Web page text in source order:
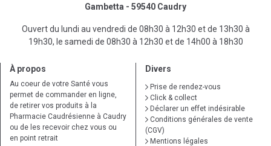
Gambetta - 59540 Caudry
Ouvert du lundi au vendredi de 08h30 à 12h30 et de 13h30 à
19h30, le samedi de 08h30 à 12h30 et de 14h00 à 18h30
À propos
Au coeur de votre Santé vous
permet de commander en ligne,
de retirer vos produits à la
Pharmacie Caudrésienne à Caudry
ou de les recevoir chez vous ou
en point retrait
Divers
Prise de rendez-vous
Click & collect
Déclarer un effet indésirable
Conditions générales de vente
(CGV)
Mentions légales